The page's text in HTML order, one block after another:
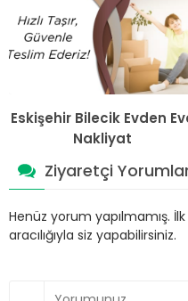
Eskişehir Bilecik Evden
Nakliyat
Ziyaretçi
Henüz yorum yapılmamış.
aracılığıyla siz yapabilirsiniz.